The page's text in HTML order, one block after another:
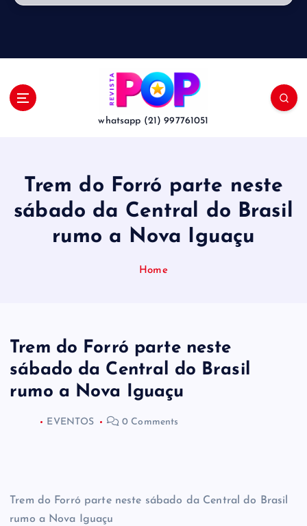
whatsapp (21) 997761051
Trem do Forró parte neste
sábado da Central do Brasil
rumo a Nova Iguaçu
Home
Trem do Forró parte neste
sábado da Central do Brasil
rumo a Nova Iguaçu
EVENTOS 0 Comments
Trem do Forró parte neste sábado da Central do Brasil
rumo a Nova Iguaçu